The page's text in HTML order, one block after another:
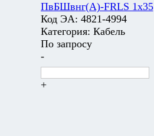
ПвБШвнг(А)-FRLS 1х35
Код ЭА: 4821-4994
Категория: Кабель
По запросу
-
+